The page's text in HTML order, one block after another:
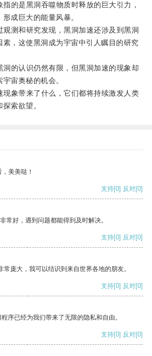
是黑洞吞噬物质时释放的巨大引力，
成巨大的能量风暴。
测和研究发现，黑洞加速还涉及到黑洞
素，这使黑洞成为宇宙中引人瞩目的研究
的认识仍然有限，但黑洞加速的现象却
宙奥秘的机会。
象带来了什么，它们都将持续激发人类
索欲望。
美美哒！
支持[0] 反对[0]
常好，遇到问题都能得到及时解决。
支持[0] 反对[0]
常庞大，我可以结识到来自世界各地的朋友。
支持[0] 反对[0]
序已经为我们带来了无限的隐私和自由。
支持[0] 反对[0]